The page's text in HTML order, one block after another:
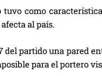
tuvo como
al país.
del partido una pared
para el portero